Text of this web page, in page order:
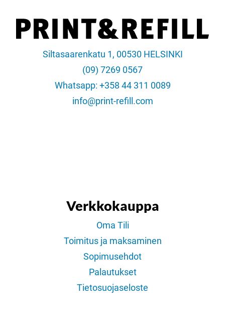
Siltasaarenkatu 1, 00530 HELSINKI
(09) 7269 0567
Whatsapp: +358 44 311 0089
info@print-refill.com
Verkkokauppa
Oma Tili
Toimitus ja maksaminen
Sopimusehdot
Palautukset
Tietosuojaseloste